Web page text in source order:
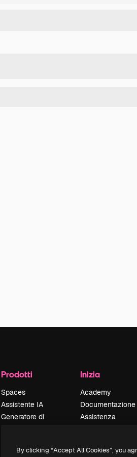
Prodotti
Spaces
Assistente IA
Generatore di
Inizia
Academy
Documentazione
Assistenza
Politica sulla
By clicking “Accept All Cookies”, you